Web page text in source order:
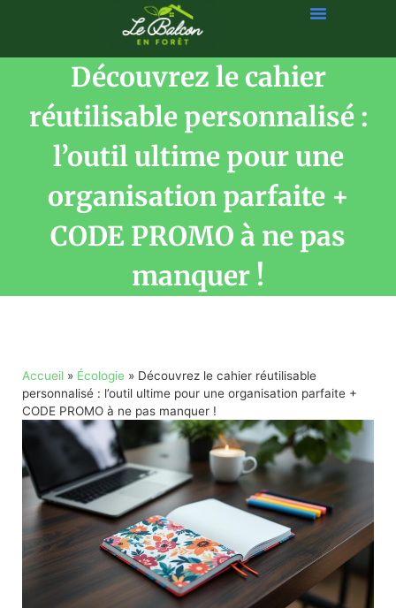
Découvrez le cahier
réutilisable personnalisé :
l’outil ultime pour une
organisation parfaite +
CODE PROMO à ne pas
manquer !
Accueil » Écologie » Découvrez le cahier réutilisable
personnalisé : l’outil ultime pour une organisation parfaite +
CODE PROMO à ne pas manquer !